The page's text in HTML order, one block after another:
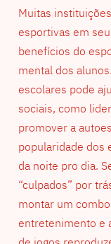
Muitas
esportivas em
benefícios do
mental dos
escolares pode
sociais, como
promover a
popularidade dos
da noite pro dia.
“culpados” por
montar um
entretenimento e